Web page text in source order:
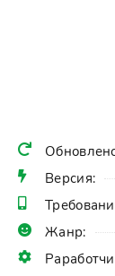
Версия:
Жанр: